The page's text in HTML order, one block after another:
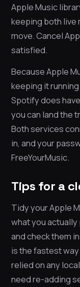
Apple Music
keeping both live
move. Cancel
satisfied.
Because Apple
keeping it
Spotify does
you can land the
Both services
in, and your
FreeYourMusic.
Tips for a
Tidy your Apple
what you
and check them
is the fastest
relied on any
need re-adding